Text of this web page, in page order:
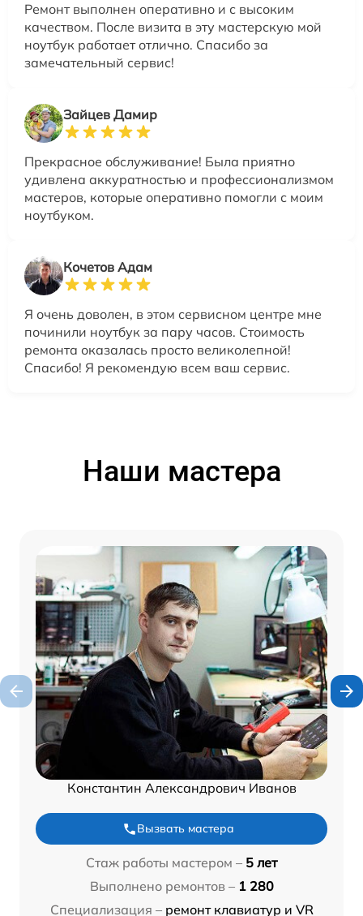
Ремонт выполнен оперативно и с высоким
качеством. После визита в эту мастерскую мой
ноутбук работает отлично. Спасибо за
замечательный сервис!
Зайцев Дамир
Прекрасное обслуживание! Была приятно
удивлена аккуратностью и профессионализмом
мастеров, которые оперативно помогли с моим
ноутбуком.
Кочетов Адам
Я очень доволен, в этом сервисном центре мне
починили ноутбук за пару часов. Стоимость
ремонта оказалась просто великолепной!
Спасибо! Я рекомендую всем ваш сервис.
Наши мастера
Константин Александрович Иванов
Вызвать мастера
Стаж работы мастером – 5 лет
Выполнено ремонтов – 1 280
Специализация – ремонт клавиатур и VR